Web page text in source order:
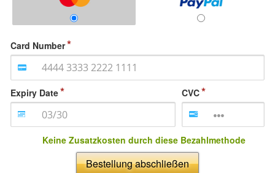
Card Number
Expiry Date CVC
Keine Zusatzkosten durch diese Bezahlmethode
Bestellung abschließen